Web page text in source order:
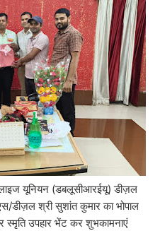
यूनियन (डबलूसीआरईयू) डीज़ल
डीज़ल श्री सुशांत कुमार का भोपाल
स्मृति उपहार भेंट कर शुभकामनाएं